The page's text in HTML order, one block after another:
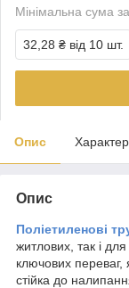
Мінімальна сума
32,28 ₴ від 10 шт.
Опис
Опис
Поліетиленові
житлових, так і
ключових переваг,
стійка до